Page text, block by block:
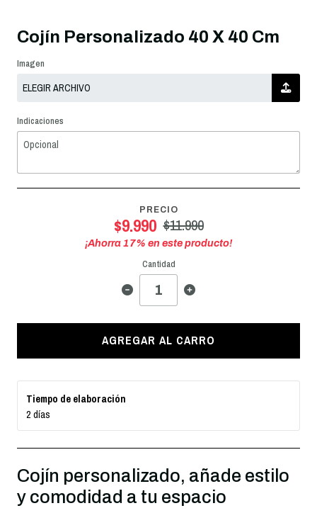
Cojín Personalizado 40 X 40 Cm
Imagen
Indicaciones
PRECIO
$9.990 $11.990
¡Ahorra17% en este producto!
Cantidad
AGREGAR AL CARRO
Tiempo de elaboración
2 días
Cojín personalizado, añade estilo
y comodidad a tu espacio